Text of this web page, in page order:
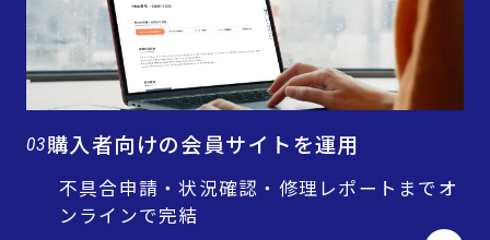
03購入者向けの会員サイトを運用
不具合申請・状況確認・修理レポートまでオ
ンラインで完結